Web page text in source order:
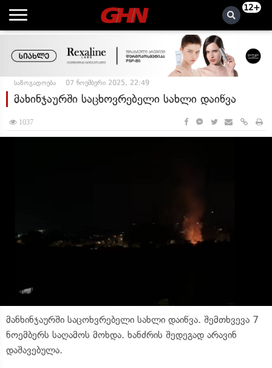
12+
საზოგადოება 07 ნოემბერი 2025, 22:49
მახინჯაურში საცხოვრებელი სახლი დაიწვა
1037
მანხინჯაურში საცოხვრებელი სახლი დაიწვა. შემთხვევა 7
ნოემბერს საღამოს მოხდა. ხანძრის შედეგად არავინ
დაშავებულა.